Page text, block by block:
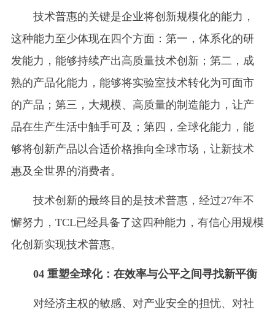
技术普惠的关键是企业将创新规模化的能力，
这种能力至少体现在四个方面：第一，体系化的研
发能力，能够持续产出高质量技术创新；第二，成
熟的产品化能力，能够将实验室技术转化为可面市
的产品；第三，大规模、高质量的制造能力，让产
品在生产生活中触手可及；第四，全球化能力，能
够将创新产品以合适价格推向全球市场，让新技术
惠及全世界的消费者。
技术创新的最终目的是技术普惠，经过27年不
懈努力，TCL已经具备了这四种能力，有信心用规模
化创新实现技术普惠。
04 重塑全球化：在效率与公平之间寻找新平衡
对经济主权的敏感、对产业安全的担忧、对社